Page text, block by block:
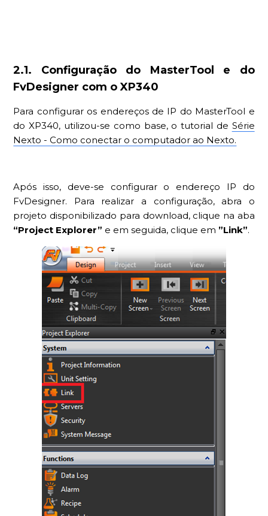
2.1. Configuração do MasterTool e do
FvDesigner com o XP340
Para configurar os endereços de IP do MasterTool e
do XP340, utilizou-se como base, o tutorial de Série
Nexto - Como conectar o computador ao Nexto.
Após isso, deve-se configurar o endereço IP do
FvDesigner. Para realizar a configuração, abra o
projeto disponibilizado para download, clique na aba
“Project Explorer” e em seguida, clique em ”Link”.